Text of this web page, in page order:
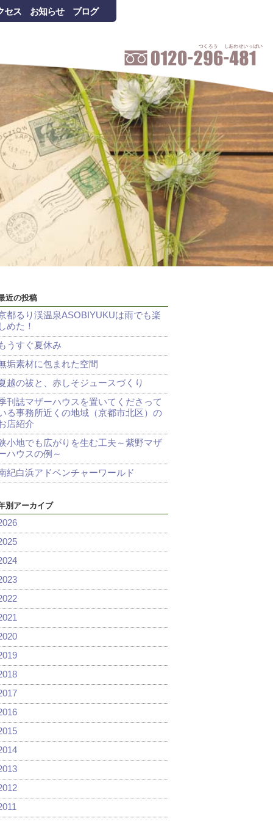
セス お知らせ ブログ
近の投稿
都るり渓温泉ASOBIYUKUは雨でも楽
めた！
うすぐ夏休み
垢素材に包まれた空間
越の祓と、赤しそジュースづくり
刊誌マザーハウスを置いてくださって
る事務所近くの地域（京都市北区）の
店紹介
小地でも広がりを生む工夫～紫野マザ
ハウスの例～
紀白浜アドベンチャーワールド
別アーカイブ